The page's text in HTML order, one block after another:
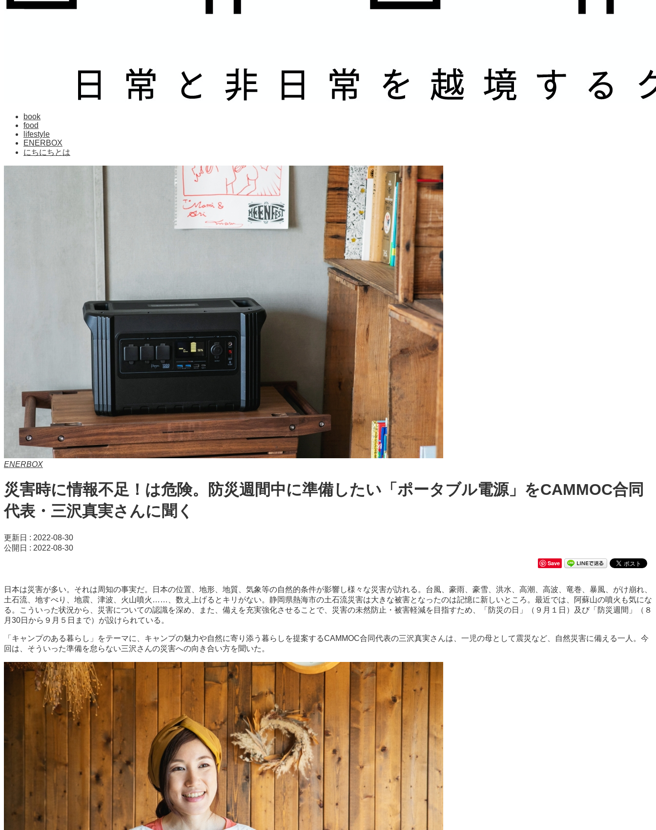
book
food
lifestyle
ENERBOX
にちにちとは
ENERBOX
災害時に情報不足！は危険。防災週間中に準備したい「ポータブル電源」をCAMMOC合同
代表・三沢真実さんに聞く
更新日 : 2022-08-30
公開日 : 2022-08-30
Save
日本は災害が多い。それは周知の事実だ。日本の位置、地形、地質、気象等の自然的条件が影響し様々な災害が訪れる。台風、豪雨、豪雪、洪水、高潮、高波、竜巻、暴風、がけ崩れ、
土石流、地すべり、地震、津波、火山噴火……、数え上げるとキリがない。静岡県熱海市の土石流災害は大きな被害となったのは記憶に新しいところ。最近では、阿蘇山の噴火も気にな
る。こういった状況から、災害についての認識を深め、また、備えを充実強化させることで、災害の未然防止・被害軽減を目指すため、「防災の日」（９月１日）及び「防災週間」（８
月30日から９月５日まで）が設けられている。
「キャンプのある暮らし」をテーマに、キャンプの魅力や自然に寄り添う暮らしを提案するCAMMOC合同代表の三沢真実さんは、一児の母として震災など、自然災害に備える一人。今
回は、そういった準備を怠らない三沢さんの災害への向き合い方を聞いた。